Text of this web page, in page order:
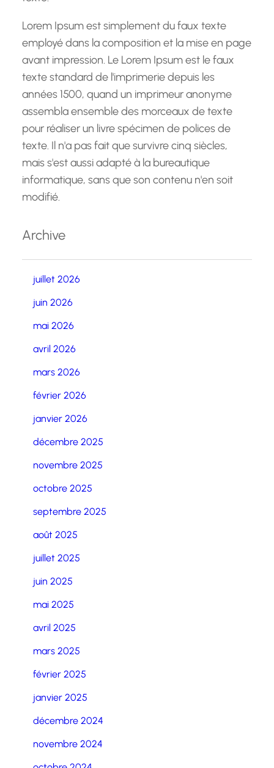
Lorem Ipsum est simplement du faux texte
employé dans la composition et la mise en page
avant impression. Le Lorem Ipsum est le faux
texte standard de l'imprimerie depuis les
années 1500, quand un imprimeur anonyme
assembla ensemble des morceaux de texte
pour réaliser un livre spécimen de polices de
texte. Il n'a pas fait que survivre cinq siècles,
mais s'est aussi adapté à la bureautique
informatique, sans que son contenu n'en soit
modifié.
Archive
juillet 2026
juin 2026
mai 2026
avril 2026
mars 2026
février 2026
janvier 2026
décembre 2025
novembre 2025
octobre 2025
septembre 2025
août 2025
juillet 2025
juin 2025
mai 2025
avril 2025
mars 2025
février 2025
janvier 2025
décembre 2024
novembre 2024